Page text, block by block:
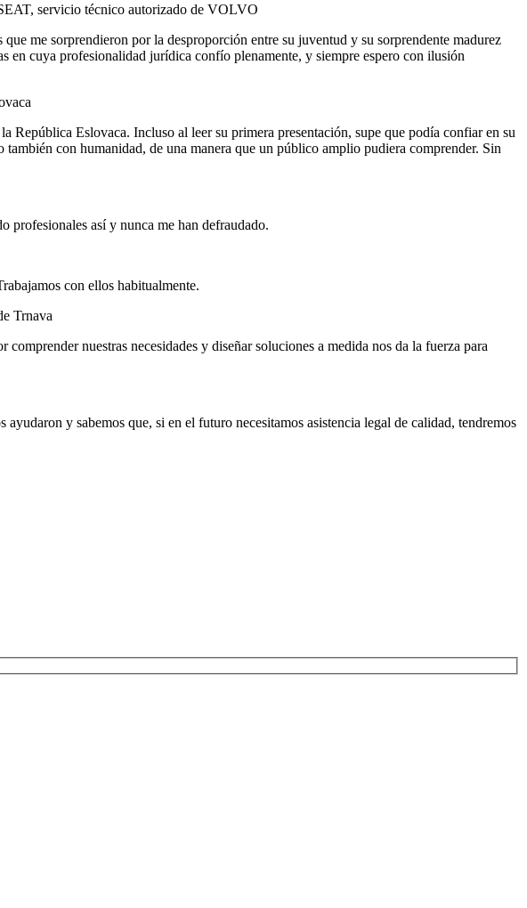
servicio técnico autorizado de VOLVO
me sorprendieron por la desproporción entre su juventud y su sorprendente madurez
en cuya profesionalidad jurídica confío plenamente, y siempre espero con ilusión
Eslovaca. Incluso al leer su primera presentación, supe que podía confiar en su
con humanidad, de una manera que un público amplio pudiera comprender. Sin
profesionales así y nunca me han defraudado.
con ellos habitualmente.
Trnava
nuestras necesidades y diseñar soluciones a medida nos da la fuerza para
y sabemos que, si en el futuro necesitamos asistencia legal de calidad, tendremos